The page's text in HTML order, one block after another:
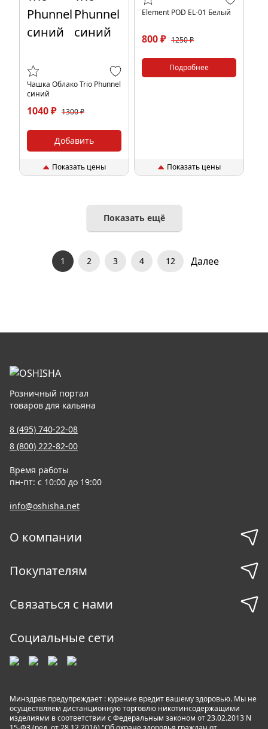
Чашка Облако Trio Phunnel
синий
1040 ₽ 1300 ₽
Добавить
Показать цены
Element POD EL-01 Белый
800 ₽ 1250 ₽
Подробнее
Показать цены
Показать ещё
1 2 3 4 12 Далее
Розничный портал
товаров для кальяна
8 (495) 740-22-08
8 (800) 222-82-00
Время работы
пн-пт: с 10:00 до 19:00
info@oshisha.net
О компании
Покупателям
Связаться с нами
Социальные сети
Минздрав предупреждает : курение вредит вашему здоровью. Мы не
осуществляем дистанционную торговлю никотинсодержащими
изделиями в соответствии с Федеральным законом от 23.02.2013 N